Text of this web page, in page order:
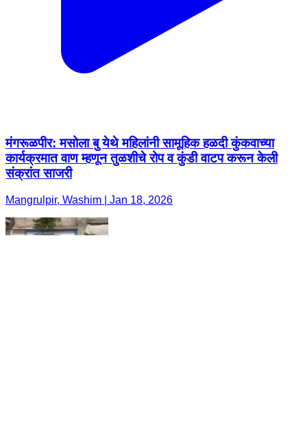
मंगरूळपीर: मसोला बु येथे महिलांनी सामूहिक हळदी कुंकवाच्या
कार्यक्रमात वाण म्हणून तुळशीचे रोप व कुंडी वाटप करून केली
संक्रांत साजरी
Mangrulpir, Washim | Jan 18, 2026